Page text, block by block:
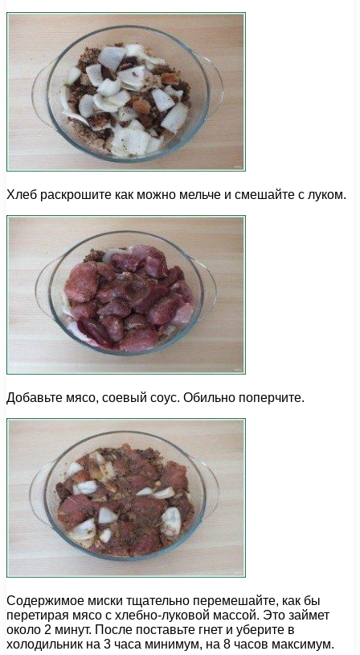
Хлеб раскрошите как можно мельче и смешайте с луком.
Добавьте мясо, соевый соус. Обильно поперчите.
Содержимое миски тщательно перемешайте, как бы
перетирая мясо с хлебно-луковой массой. Это займет
около 2 минут. После поставьте гнет и уберите в
холодильник на 3 часа минимум, на 8 часов максимум.